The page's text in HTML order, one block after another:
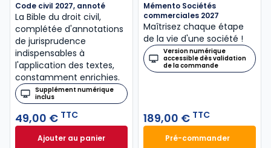
Code civil 2027, annoté
La Bible du droit civil,
complétée d'annotations
de jurisprudence
indispensables à
l'application des textes,
constamment enrichies.
Supplément numérique
inclus
49,00 € TTC
Ajouter au panierCode civil 2027, annoté à 49,00 € TTC
Mémento Sociétés
commerciales 2027
Maîtrisez chaque étape
de la vie d'une société !
Version numérique
accessible dès validation
de la commande
189,00 € TTC
Pré-commander
Mémento